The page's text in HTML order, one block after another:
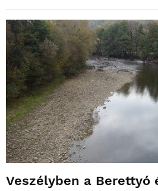
Veszélyben a Berettyó